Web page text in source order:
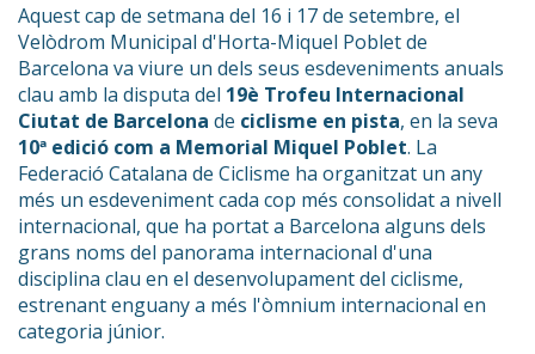
Aquest cap de setmana del 16 i 17 de setembre, el
Velòdrom Municipal d'Horta-Miquel Poblet de
Barcelona va viure un dels seus esdeveniments anuals
clau amb la disputa del 19è Trofeu Internacional
Ciutat de Barcelona de ciclisme en pista, en la seva
10ª edició com a Memorial Miquel Poblet. La
Federació Catalana de Ciclisme ha organitzat un any
més un esdeveniment cada cop més consolidat a nivell
internacional, que ha portat a Barcelona alguns dels
grans noms del panorama internacional d'una
disciplina clau en el desenvolupament del ciclisme,
estrenant enguany a més l'òmnium internacional en
categoria júnior.